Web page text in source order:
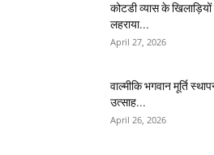
कोटडी व्यास के खिलाड़ियों
लहराया...
April 27, 2026
वाल्मीकि भगवान मूर्ति
उत्साह...
April 26, 2026